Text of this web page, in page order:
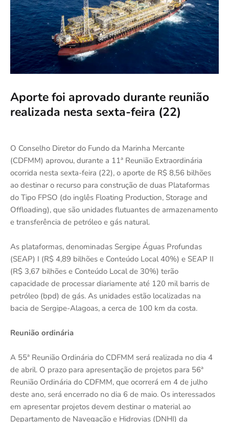
Aporte foi aprovado durante reunião
realizada nesta sexta-feira (22)
O Conselho Diretor do Fundo da Marinha Mercante
(CDFMM) aprovou, durante a 11ª Reunião Extraordinária
ocorrida nesta sexta-feira (22), o aporte de R$ 8,56 bilhões
ao destinar o recurso para construção de duas Plataformas
do Tipo FPSO (do inglês Floating Production, Storage and
Offloading), que são unidades flutuantes de armazenamento
e transferência de petróleo e gás natural.
As plataformas, denominadas Sergipe Águas Profundas
(SEAP) I (R$ 4,89 bilhões e Conteúdo Local 40%) e SEAP II
(R$ 3,67 bilhões e Conteúdo Local de 30%) terão
capacidade de processar diariamente até 120 mil barris de
petróleo (bpd) de gás. As unidades estão localizadas na
bacia de Sergipe-Alagoas, a cerca de 100 km da costa.
Reunião ordinária
A 55ª Reunião Ordinária do CDFMM será realizada no dia 4
de abril. O prazo para apresentação de projetos para 56ª
Reunião Ordinária do CDFMM, que ocorrerá em 4 de julho
deste ano, será encerrado no dia 6 de maio. Os interessados
em apresentar projetos devem destinar o material ao
Departamento de Navegação e Hidrovias (DNHI) da